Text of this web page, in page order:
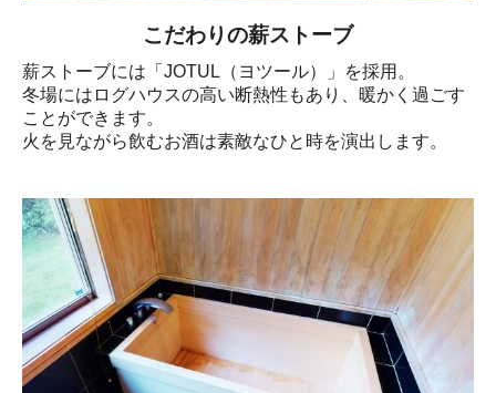
こだわりの薪ストーブ
薪ストーブには「JOTUL（ヨツール）」を採用。
冬場にはログハウスの高い断熱性もあり、暖かく過ごす
ことができます。
火を見ながら飲むお酒は素敵なひと時を演出します。